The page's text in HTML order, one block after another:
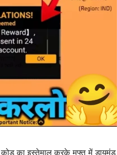
का इस्तेमाल करके मुफ्त में डायमंड